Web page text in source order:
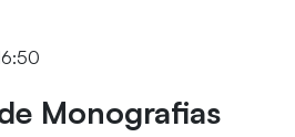
Monografias